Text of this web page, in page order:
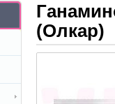
(Олкар)